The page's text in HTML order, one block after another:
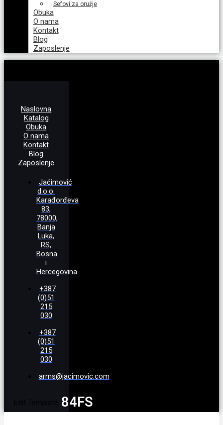
Sefovi za oružje
Obuka
O nama
Kontakt
Blog
Zaposlenje
Naslovna
Katalog
Obuka
O nama
Kontakt
Blog
Zaposlenje
Jaćimović
d.o.o.
Karađorđeva
83,
78000,
Banja
Luka,
RS,
Bosna
i
Hercegovina
+387
(0)51
215
030
+387
(0)51
215
030
arms@jacimovic.com
Edit Template 84FS